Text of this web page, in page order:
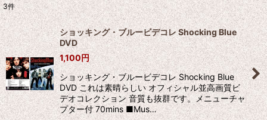
表示数:
並び順:
絞り込む
3件
ショッキング・ブルービデコレ Shocking Blue
DVD
1,100円
ショッキング・ブルービデコレ Shocking Blue
DVD これは素晴らしい オフィシャル並高画質ビ
デオコレクション 音質も抜群です。メニューチャ
プター付 70mins ■Mus…